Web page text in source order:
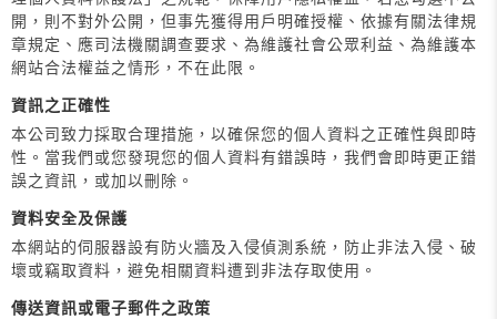
開，則不對外公開，但事先獲得用戶明確授權、依據有關法律規
章規定、應司法機關調查要求、為維護社會公眾利益、為維護本
網站合法權益之情形，不在此限。
資訊之正確性
本公司致力採取合理措施，以確保您的個人資料之正確性與即時
性。當我們或您發現您的個人資料有錯誤時，我們會即時更正錯
誤之資訊，或加以刪除。
資料安全及保護
本網站的伺服器設有防火牆及入侵偵測系統，防止非法入侵、破
壞或竊取資料，避免相關資料遭到非法存取使用。
傳送資訊或電子郵件之政策